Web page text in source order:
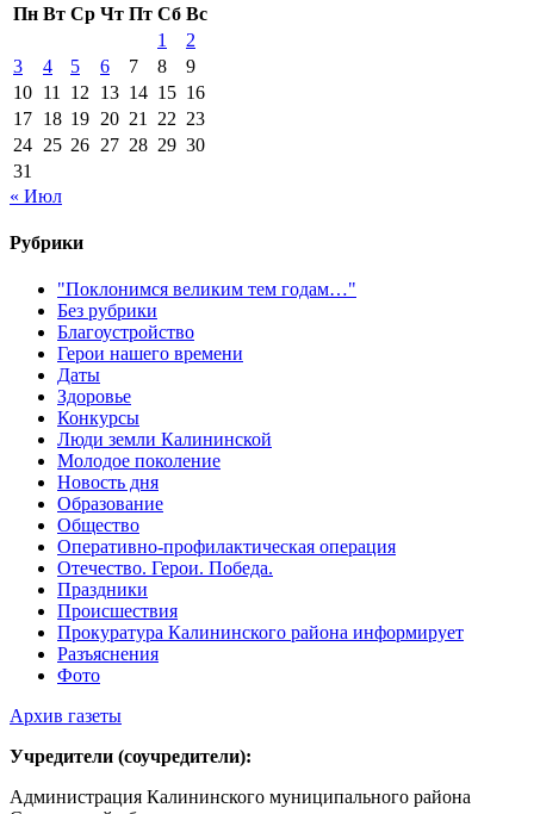
Пн Вт Ср Чт Пт Сб Вс
1
2
3
4 5 6 7 8
9
10 11 12 13 14 15 16
17 18 19 20 21 22 23
24 25 26 27 28 29 30
31
« Июл
Рубрики
"Поклонимся великим тем годам…"
Без рубрики
Благоустройство
Герои нашего времени
Даты
Здоровье
Конкурсы
Люди земли Калининской
Молодое поколение
Новость дня
Образование
Общество
Оперативно-профилактическая операция
Отечество. Герои. Победа.
Праздники
Происшествия
Прокуратура Калининского района информирует
Разъяснения
Фото
Архив газеты
Учредители (соучредители):
Администрация Калининского муниципального района